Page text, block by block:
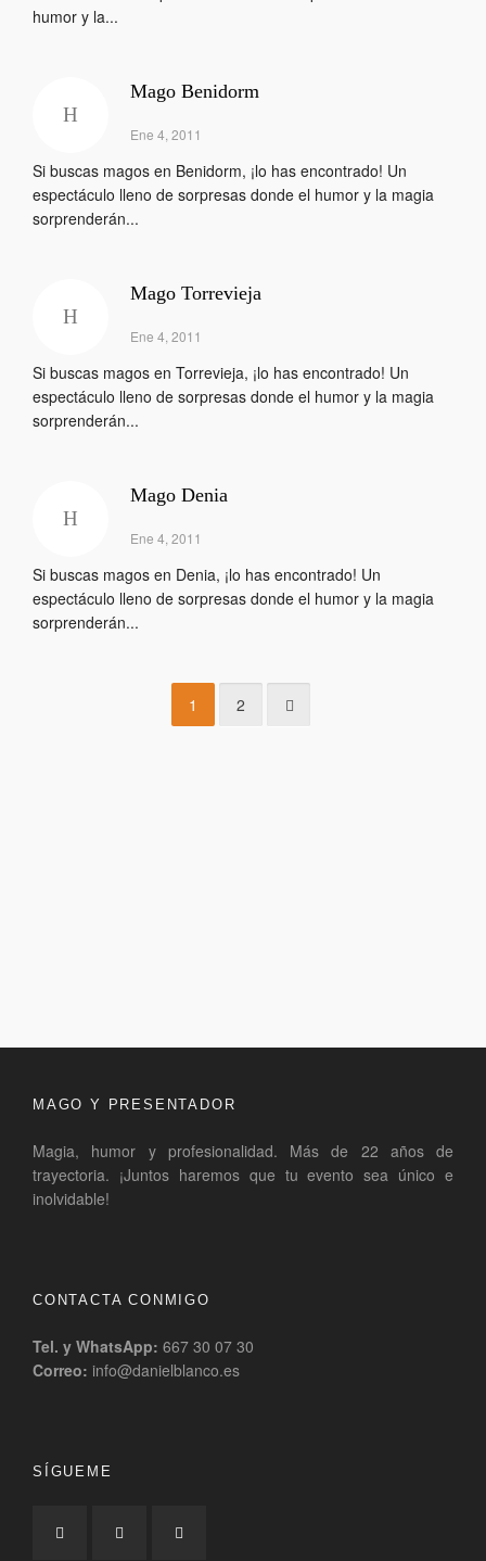
humor y la...
Mago Benidorm
Ene 4, 2011
Si buscas magos en Benidorm, ¡lo has encontrado! Un
espectáculo lleno de sorpresas donde el humor y la magia
sorprenderán...
Mago Torrevieja
Ene 4, 2011
Si buscas magos en Torrevieja, ¡lo has encontrado! Un
espectáculo lleno de sorpresas donde el humor y la magia
sorprenderán...
Mago Denia
Ene 4, 2011
Si buscas magos en Denia, ¡lo has encontrado! Un
espectáculo lleno de sorpresas donde el humor y la magia
sorprenderán...
1 2
MAGO Y PRESENTADOR
Magia, humor y profesionalidad. Más de 22 años de
trayectoria. ¡Juntos haremos que tu evento sea único e
inolvidable!
CONTACTA CONMIGO
Tel. y WhatsApp: 667 30 07 30
Correo: info@danielblanco.es
SÍGUEME